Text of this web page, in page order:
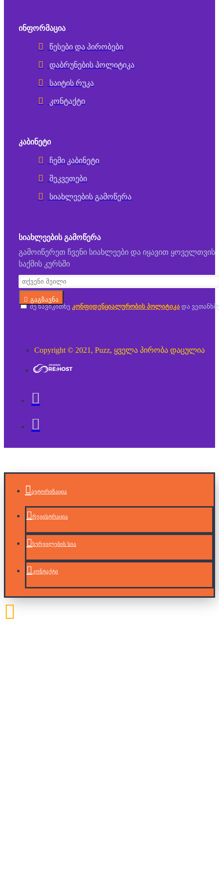
ᲘᲜᲤᲝᲠᲛᲐᲪᲘᲐ
წესები და პირობები
დაბრუნების პოლიტიკა
საიტის რუკა
კონტაქტი
ᲙᲐᲑᲘᲜᲔᲢᲘ
ჩემი კაბინეტი
შეკვეთები
სიახლეების გამოწერა
ᲡᲘᲐᲮᲚᲔᲔᲑᲘᲡ ᲒᲐᲛᲝᲬᲔᲠᲐ
გამოიწერეთ ჩვენი სიახლეები და იყავით ყოველთვის
საქმის კურსში
გაგზავნა
მე წავიკითხე კონფიდენციალურობის პოლიტიკა და
Copyright © 2021, Puzz, ყველა პირობა დაცულია
ავტორიზაცია
რეგისტრაცია
სურვილების სია
კონტაქტი